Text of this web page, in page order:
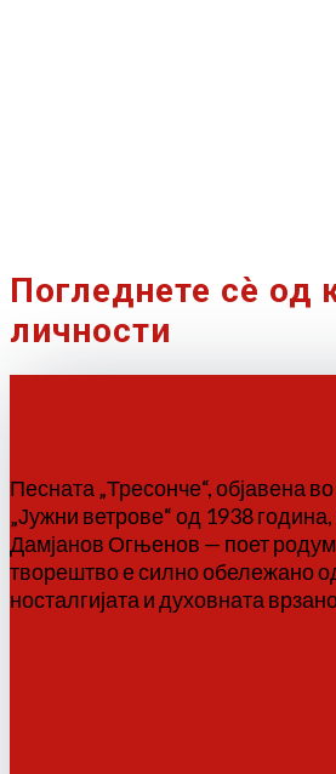
Погледнете сѐ од
личности
Песната „Тресонче“, објавена
„Јужни ветрове“ од 1938
Дамјанов Огњенов — поет
творештво е силно обележано
носталгијата и духовната